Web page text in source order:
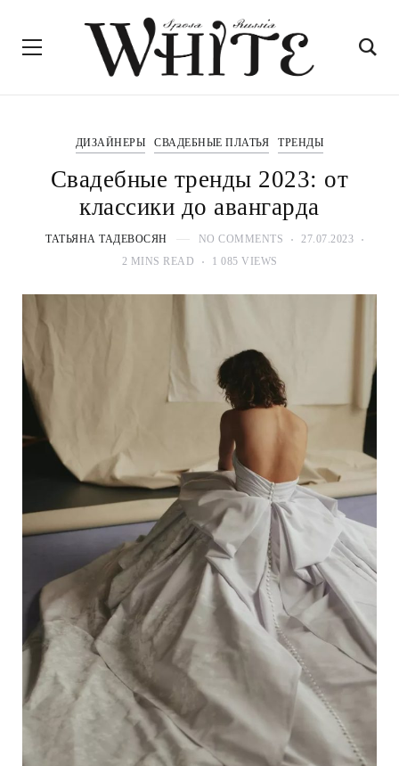
ДИЗАЙНЕРЫ СВАДЕБНЫЕ ПЛАТЬЯ ТРЕНДЫ
Свадебные тренды 2023: от
классики до авангарда
ТАТЬЯНА ТАДЕВОСЯН NO COMMENTS
27.07.2023
2 MINS READ
1 085 VIEWS